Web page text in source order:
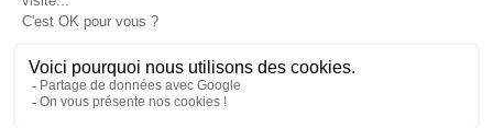
2008 - 2026 © CreaMagic. ALL Rights Reserved.